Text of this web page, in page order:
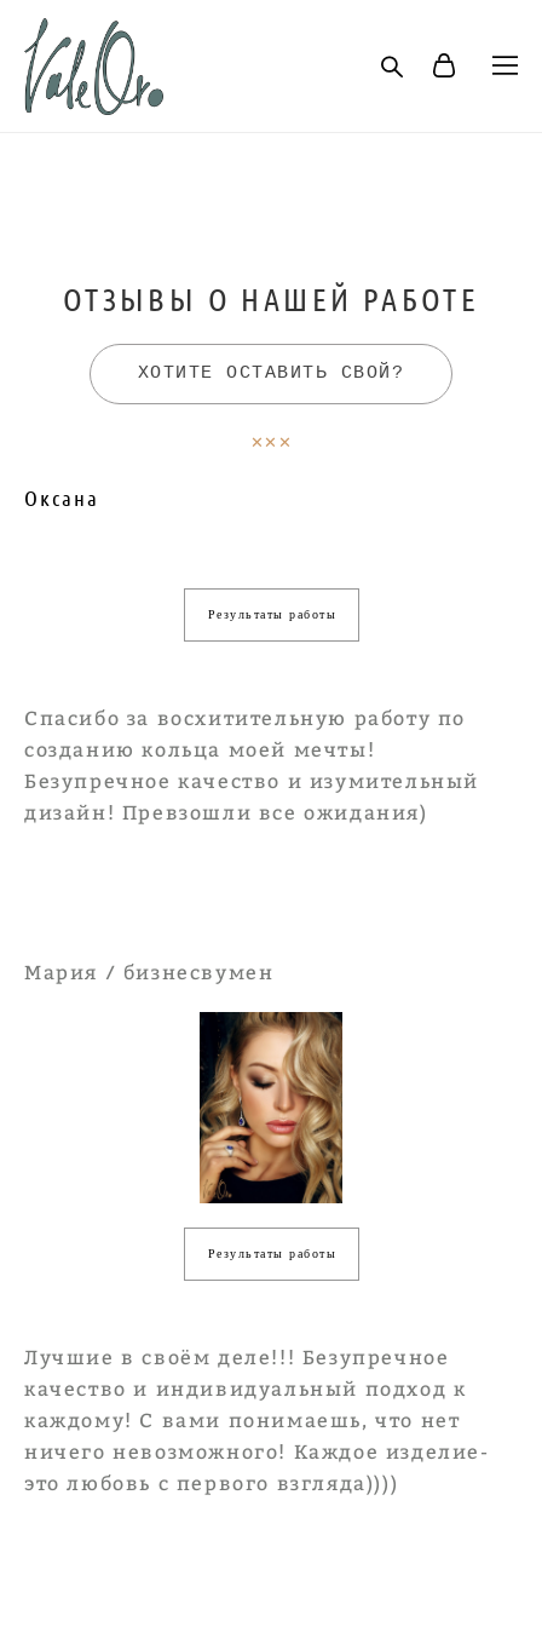
ОТЗЫВЫ О НАШЕЙ РАБОТЕ
ХОТИТЕ ОСТАВИТЬ СВОЙ?
✕✕✕
Оксана
Результаты работы
Спасибо за восхитительную работу по
созданию кольца моей мечты!
Безупречное качество и изумительный
дизайн! Превзошли все ожидания)
Мария / бизнесвумен
Результаты работы
Лучшие в своём деле!!! Безупречное
качество и индивидуальный подход к
каждому! С вами понимаешь, что нет
ничего невозможного! Каждое изделие-
это любовь с первого взгляда))))